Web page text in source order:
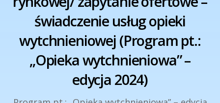
świadczenie usług opieki
wytchnieniowej (Program pt.:
„Opieka wytchnieniowa” –
edycja 2024)